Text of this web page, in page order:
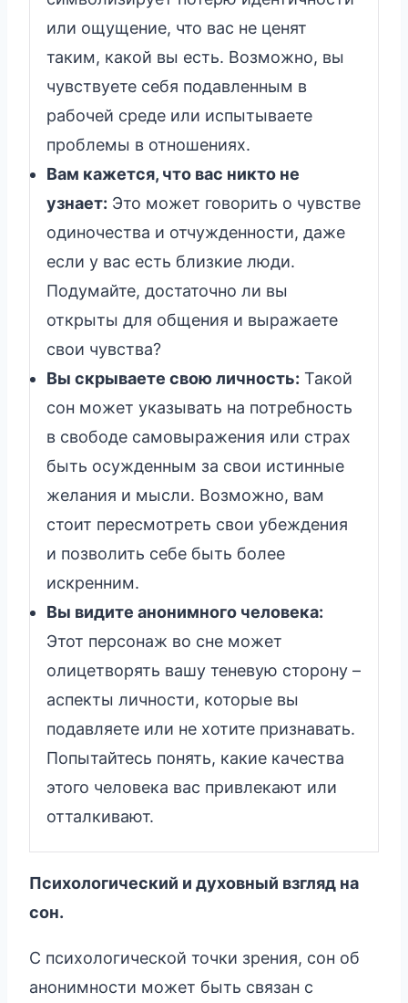
или ощущение, что вас не ценят
таким, какой вы есть. Возможно, вы
чувствуете себя подавленным в
рабочей среде или испытываете
проблемы в отношениях.
Вам кажется, что вас никто не
узнает: Это может говорить о чувстве
одиночества и отчужденности, даже
если у вас есть близкие люди.
Подумайте, достаточно ли вы
открыты для общения и выражаете
свои чувства?
Вы скрываете свою личность: Такой
сон может указывать на потребность
в свободе самовыражения или страх
быть осужденным за свои истинные
желания и мысли. Возможно, вам
стоит пересмотреть свои убеждения
и позволить себе быть более
искренним.
Вы видите анонимного человека:
Этот персонаж во сне может
олицетворять вашу теневую сторону –
аспекты личности, которые вы
подавляете или не хотите признавать.
Попытайтесь понять, какие качества
этого человека вас привлекают или
отталкивают.
Психологический и духовный взгляд на
сон.
С психологической точки зрения, сон об
анонимности может быть связан с